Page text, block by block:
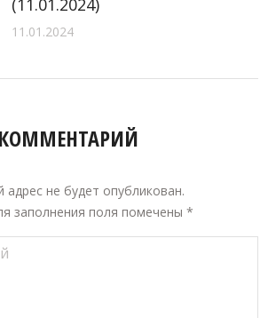
(11.01.2024)
11.01.2024
не будет опубликован.
заполнения поля помечены *